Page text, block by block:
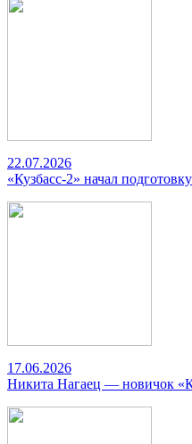
22.07.2026
«Кузбасс-2» начал
17.06.2026
Никита Нагаец — новичок